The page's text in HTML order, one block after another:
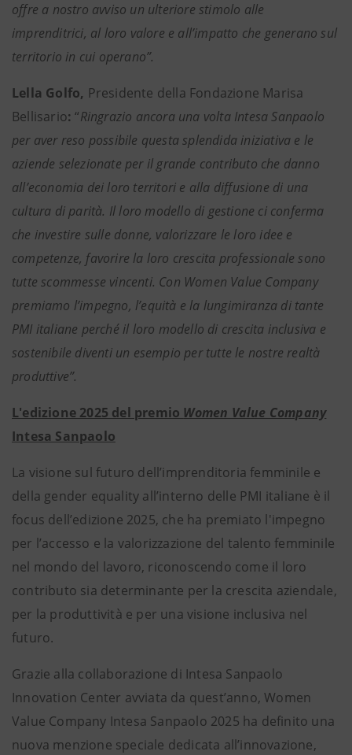
offre a nostro avviso un ulteriore stimolo alle
imprenditrici, al loro valore e all’impatto che generano sul
territorio in cui operano”.
Lella Golfo, Presidente della Fondazione Marisa
Bellisario: “Ringrazio ancora una volta Intesa Sanpaolo
per aver reso possibile questa splendida iniziativa e le
aziende selezionate per il grande contributo che danno
all’economia dei loro territori e alla diffusione di una
cultura di parità. Il loro modello di gestione ci conferma
che investire sulle donne, valorizzare le loro idee e
competenze, favorire la loro crescita professionale sono
tutte scommesse vincenti. Con Women Value Company
premiamo l’impegno, l’equità e la lungimiranza di tante
PMI italiane perché il loro modello di crescita inclusiva e
sostenibile diventi un esempio per tutte le nostre realtà
produttive”.
L'edizione 2025 del premio Women Value Company
Intesa Sanpaolo
La visione sul futuro dell’imprenditoria femminile e
della gender equality all’interno delle PMI italiane è il
focus dell’edizione 2025, che ha premiato l'impegno
per l’accesso e la valorizzazione del talento femminile
nel mondo del lavoro, riconoscendo come il loro
contributo sia determinante per la crescita aziendale,
per la produttività e per una visione inclusiva nel
futuro.
Grazie alla collaborazione di Intesa Sanpaolo
Innovation Center avviata da quest’anno, Women
Value Company Intesa Sanpaolo 2025 ha definito una
nuova menzione speciale dedicata all’innovazione,